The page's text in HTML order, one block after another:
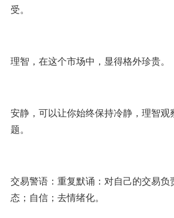
受。
理智，在这个市场中，显得格外珍贵。
安静，可以让你始终保持冷静，理智观
题。
交易警语：重复默诵：对自己的交易负
态；自信；去情绪化。